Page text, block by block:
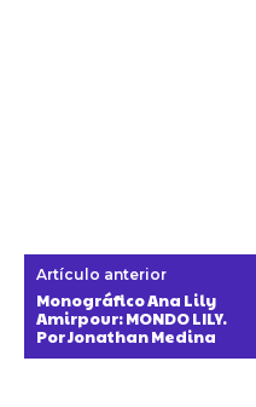
Artículo anterior
Monográfico Ana Lily
Amirpour: MONDO LILY.
Por Jonathan Medina